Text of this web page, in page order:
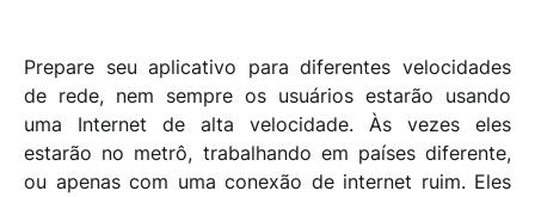
Prepare seu aplicativo para diferentes velocidades
de rede, nem sempre os usuários estarão usando
uma Internet de alta velocidade. Às vezes eles
estarão no metrô, trabalhando em países diferente,
ou apenas com uma conexão de internet ruim. Eles